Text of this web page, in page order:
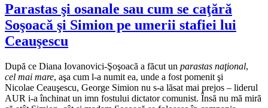
Parastas şi osanale sau cum se caţără
Soşoacă şi Simion pe umerii stafiei lui
Ceauşescu
După ce Diana Iovanovici-Şoşoacă a făcut un parastas naţional,
cel mai mare, aşa cum l-a numit ea, unde a fost pomenit şi
Nicolae Ceauşescu, George Simion nu s-a lăsat mai prejos – liderul
AUR i-a închinat un imn fostului dictator comunist. Însă nu mă miră